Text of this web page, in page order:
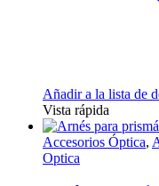
Añadir a la lista de
Vista rápida
Accesorios Óptica,
Optica